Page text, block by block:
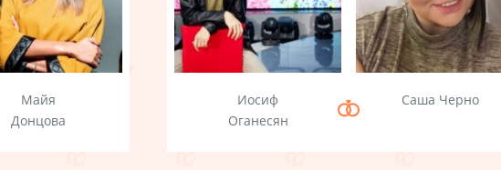
Майя
Донцова
Иосиф
Оганесян
Саша Черно